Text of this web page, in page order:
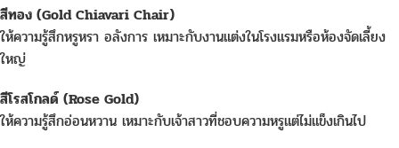
สีทอง (Gold Chiavari Chair)
ให้ความรู้สึกหรูหรา อลังการ เหมาะกับงานแต่งในโรงแรมหรือห้องจัดเลี้ยง
ใหญ่
สีโรสโกลด์ (Rose Gold)
ให้ความรู้สึกอ่อนหวาน เหมาะกับเจ้าสาวที่ชอบความหรูแต่ไม่แข็งเกินไป